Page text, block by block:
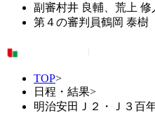
副審村井 良輔、荒上 修
第４の審判員鶴岡 泰樹
TOP>
日程・結果>
明治安田Ｊ２・Ｊ３百